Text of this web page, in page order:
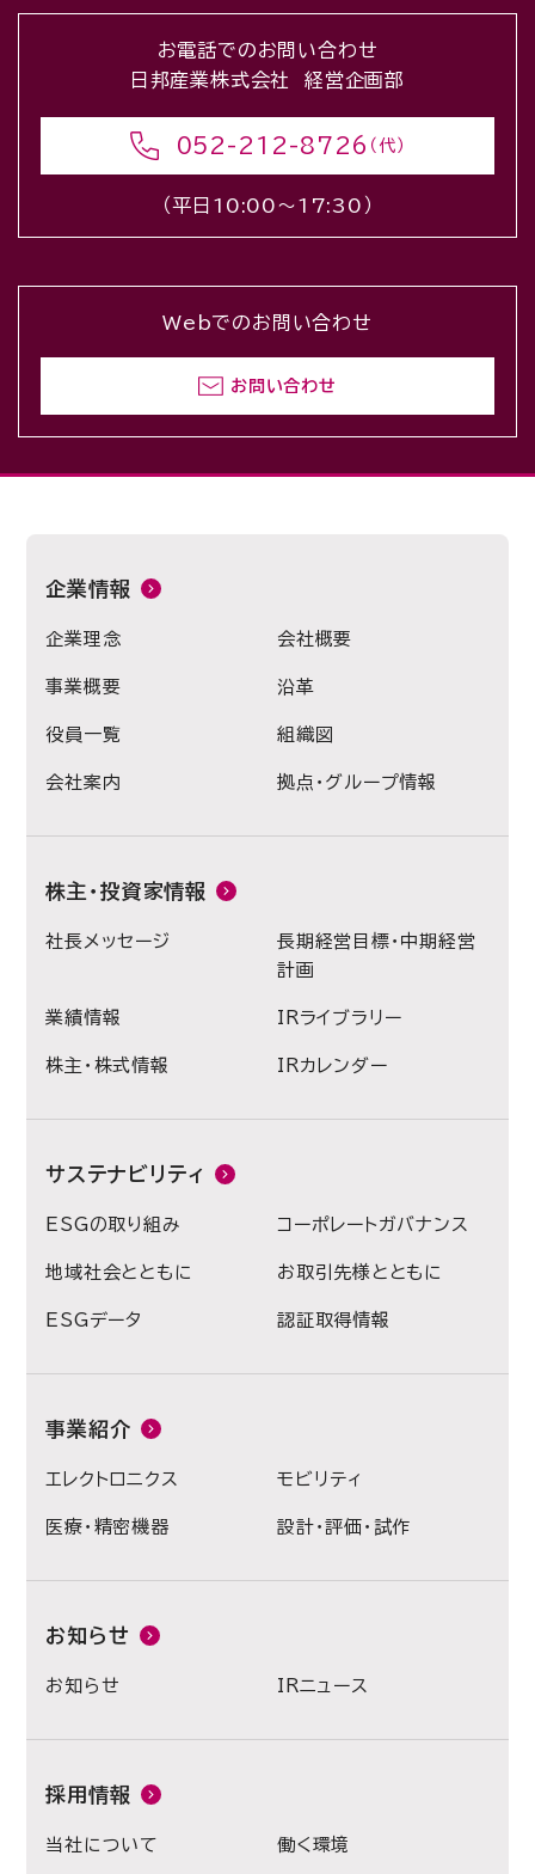
お電話でのお問い合わせ
日邦産業株式会社 経営企画部
052-212-8726 （代）
（平日10:00〜17:30）
Webでのお問い合わせ
お問い合わせ
企業情報
企業理念 会社概要
事業概要 沿革
役員一覧 組織図
会社案内 拠点・グループ情報
株主・投資家情報
社長メッセージ
長期経営目標・中期経営
計画
業績情報 IRライブラリー
株主・株式情報 IRカレンダー
サステナビリティ
ESGの取り組み コーポレートガバナンス
地域社会とともに お取引先様とともに
ESGデータ 認証取得情報
事業紹介
エレクトロニクス モビリティ
医療・精密機器 設計・評価・試作
お知らせ
お知らせ IRニュース
採用情報
当社について 働く環境